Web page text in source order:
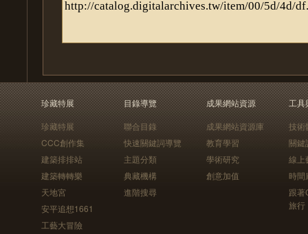
珍藏特展
珍藏特展
CCC創作集
建築排排站
建築轉轉樂
天地宮
安平追想1661
工藝大冒險
目錄導覽
聯合目錄
快速關鍵詞導覽
主題分類
典藏機構
進階搜尋
成果網站資源
成果網站資源庫
教育學習
學術研究
創意加值
工具
技術
關鍵
線上
時間
跟
旅行